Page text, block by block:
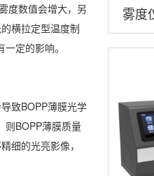
雾度
品
度数值会增大，另
横拉定型温度制
定的影响。
致BOPP薄膜光学
则BOPP薄膜质量
细的光亮影像，